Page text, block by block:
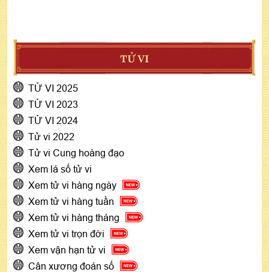
TỬ VI
TỬ VI 2025
TỬ VI 2023
TỬ VI 2024
Tử vi 2022
Tử vi Cung hoàng đạo
Xem lá số tử vi
Xem tử vi hàng ngày
Xem tử vi hàng tuần
Xem tử vi hàng tháng
Xem tử vi trọn đời
Xem vận hạn tử vi
Cân xương đoán số